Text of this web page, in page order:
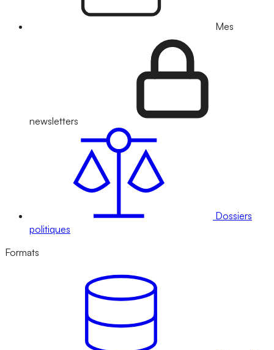
Mes
newsletters
Dossiers
politiques
Formats